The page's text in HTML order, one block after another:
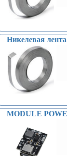
Никелевая
MODULE